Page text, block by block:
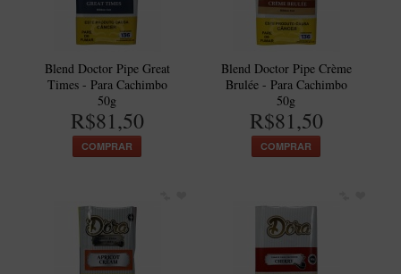
Blend Doctor Pipe Great
Times - Para Cachimbo
50g
R$81,50
COMPRAR
Blend Doctor Pipe Crème
Brulée - Para Cachimbo
50g
R$81,50
COMPRAR